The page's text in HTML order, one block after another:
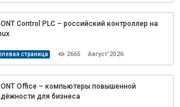
страница 2665 Август’2026
Control PLC – российский контроллер на
Office – компьютеры повышенной
для бизнеса